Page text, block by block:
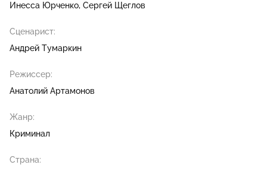
Инесса Юрченко Сергей Щеглов
Сценарист:
Андрей Тумаркин
Режиссер:
Анатолий Артамонов
Жанр:
Криминал
Страна: